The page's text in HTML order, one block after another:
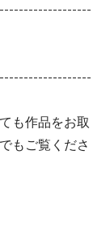
も作品をお取
もご覧くださ